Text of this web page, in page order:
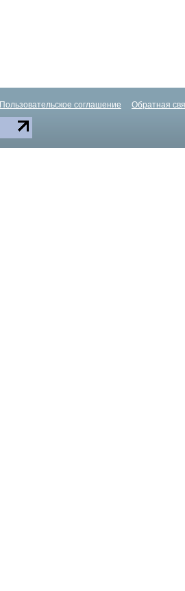
Пользовательское соглашение Обратная